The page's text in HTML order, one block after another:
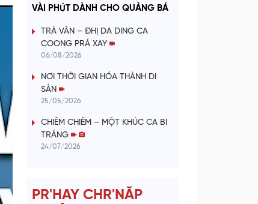
a
y
i
d
VÀI PHÚT DÀNH CHO QUẢNG BÁ
TRÀ VÂN – ĐHỊ DA DING CA
COONG PRÁ XAY
06/08/2026
NƠI THỜI GIAN HÓA THÀNH DI
SẢN
25/05/2026
CHIÊM CHIÊM – MỘT KHÚC CA BI
TRÁNG
24/07/2026
PR'HAY CHR'NĂP